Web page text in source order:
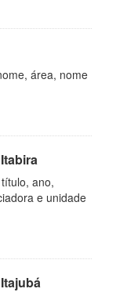
área, nome
ano,
e unidade